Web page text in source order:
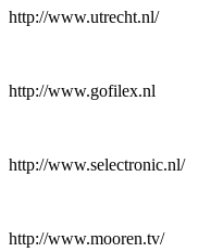
http://www.utrecht.nl/
http://www.gofilex.nl
http://www.selectronic.nl/
http://www.mooren.tv/